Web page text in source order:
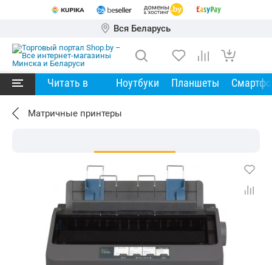
Вся Беларусь
Читать в Ноутбуки Планшеты
Матричные принтеры